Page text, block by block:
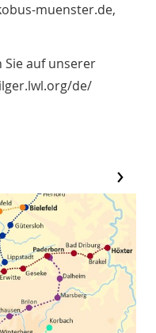
muenster.de,
auf unserer
de/
›